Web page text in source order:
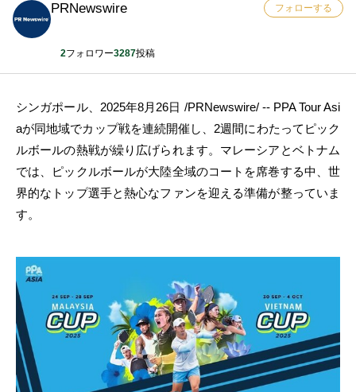
PRNewswire
2フォロワー3287投稿
フォローする
シンガポール、2025年8月26日 /PRNewswire/ -- PPA Tour Asi
aが同地域でカップ戦を連続開催し、2週間にわたってピック
ルボールの熱戦が繰り広げられます。マレーシアとベトナム
では、ピックルボールが大陸全域のコートを席巻する中、世
界的なトップ選手と熱心なファンを迎える準備が整っていま
す。